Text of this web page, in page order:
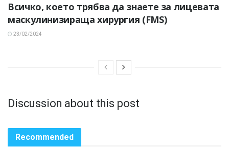
Всичко, което трябва да знаете за лицевата
маскулинизираща хирургия (FMS)
23/02/2024
Discussion about this post
Recommended